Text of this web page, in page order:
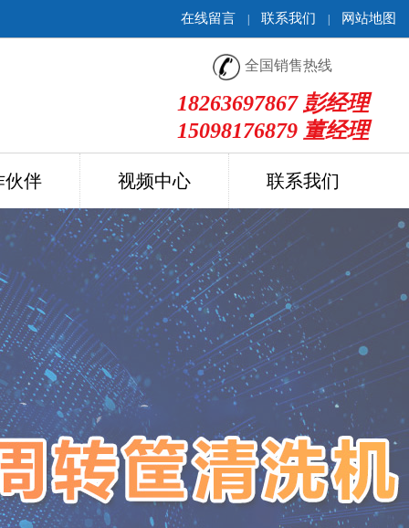
在线留言 联系我们 网站地图
全国销售热线
18263697867 彭经理
15098176879 董经理
伙伴 视频中心 联系我们